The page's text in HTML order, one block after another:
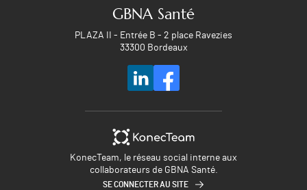
GBNA Santé
PLAZA II - Entrée B - 2 place Ravezies
33300 Bordeaux
KonecTeam, le réseau social interne aux
collaborateurs de GBNA Santé.
SE CONNECTER AU SITE